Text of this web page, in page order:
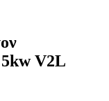
5kw V2L